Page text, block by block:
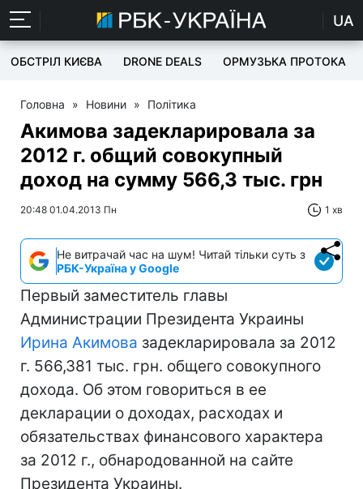
UA
ОБСТРІЛ КИЄВА DRONE DEALS ОРМУЗЬКА ПРОТОКА
Головна » Новини » Політика
Акимова задекларировала за
2012 г. общий совокупный
доход на сумму 566,3 тыс. грн
20:48 01.04.2013 Пн 1 хв
Не витрачай час на шум! Читай тільки суть з
РБК-Україна у Google
Первый заместитель главы
Администрации Президента Украины
Ирина Акимова задекларировала за 2012
г. 566,381 тыс. грн. общего совокупного
дохода. Об этом говориться в ее
декларации о доходах, расходах и
обязательствах финансового характера
за 2012 г., обнародованной на сайте
Президента Украины.